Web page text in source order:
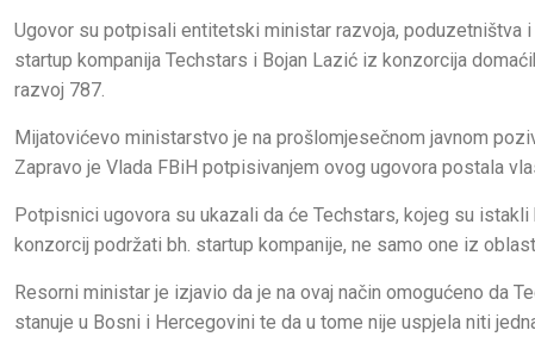
Ugovor su potpisali entitetski ministar razvoja, poduzetništva
startup kompanija Techstars i Bojan Lazić iz konzorcija
razvoj 787.
Mijatovićevo ministarstvo je na prošlomjesečnom javnom
Zapravo je Vlada FBiH potpisivanjem ovog ugovora postala
Potpisnici ugovora su ukazali da će Techstars, kojeg su
konzorcij podržati bh. startup kompanije, ne samo one iz
Resorni ministar je izjavio da je na ovaj način omogućeno da
stanuje u Bosni i Hercegovini te da u tome nije uspjela niti